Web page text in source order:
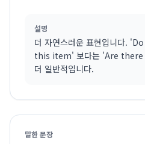
설명
더 자연스러운 표현입니다.
this item' 보다는 'Are
더 일반적입니다.
말한 문장